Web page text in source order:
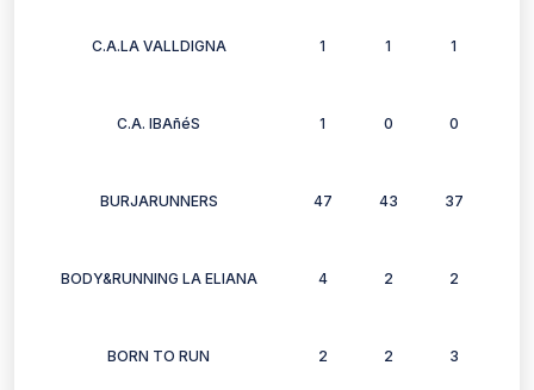
C.A.LA VALLDIGNA 1 1 1
C.A. IBAñéS 1 0 0
BURJARUNNERS 47 43 37
BODY&RUNNING LA ELIANA 4 2 2
BORN TO RUN 2 2 3